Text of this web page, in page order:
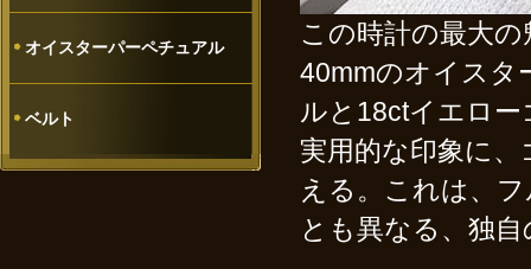
オイスターパーペチュアル
ベルト
この時計の最大
40mmのオイスタ
ルと18ctイエロ
実用的な印象に
える。これは、
とも異なる、独